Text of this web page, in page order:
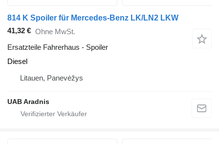
814 K Spoiler für Mercedes-Benz LK/LN2 LKW
41,32 € Ohne MwSt.
Ersatzteile Fahrerhaus - Spoiler
Diesel
Litauen, Panevėžys
UAB Aradnis